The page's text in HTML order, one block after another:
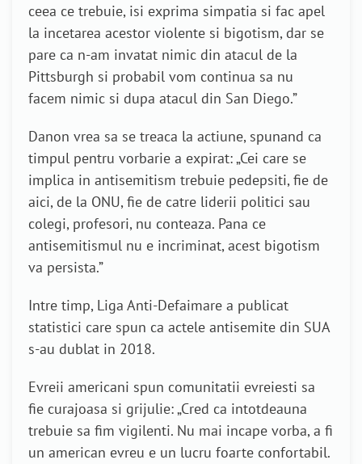
ceea ce trebuie, isi exprima simpatia si fac apel
la incetarea acestor violente si bigotism, dar se
pare ca n-am invatat nimic din atacul de la
Pittsburgh si probabil vom continua sa nu
facem nimic si dupa atacul din San Diego.”
Danon vrea sa se treaca la actiune, spunand ca
timpul pentru vorbarie a expirat: „Cei care se
implica in antisemitism trebuie pedepsiti, fie de
aici, de la ONU, fie de catre liderii politici sau
colegi, profesori, nu conteaza. Pana ce
antisemitismul nu e incriminat, acest bigotism
va persista.”
Intre timp, Liga Anti-Defaimare a publicat
statistici care spun ca actele antisemite din SUA
s-au dublat in 2018.
Evreii americani spun comunitatii evreiesti sa
fie curajoasa si grijulie: „Cred ca intotdeauna
trebuie sa fim vigilenti. Nu mai incape vorba, a fi
un american evreu e un lucru foarte confortabil.